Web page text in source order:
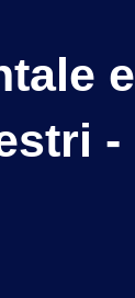
e
-